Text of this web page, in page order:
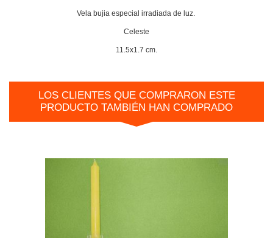
Vela bujia especial irradiada de luz.
Celeste
11.5x1.7 cm.
LOS CLIENTES QUE COMPRARON ESTE
PRODUCTO TAMBIÉN HAN COMPRADO